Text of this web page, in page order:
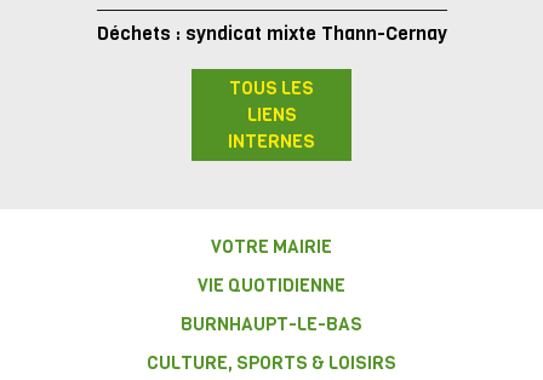
Déchets : syndicat mixte Thann-Cernay
TOUS LES
LIENS
INTERNES
VOTRE MAIRIE
VIE QUOTIDIENNE
BURNHAUPT-LE-BAS
CULTURE, SPORTS & LOISIRS